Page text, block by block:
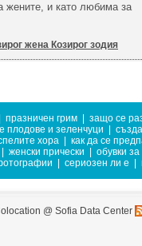
жените, и като любима за
жена Козирог зодия
празничен грим
защо се
плодове и зеленчуци
хора
как да се
женски прически
обувки
сериозен ли е
@ Sofia Data Center